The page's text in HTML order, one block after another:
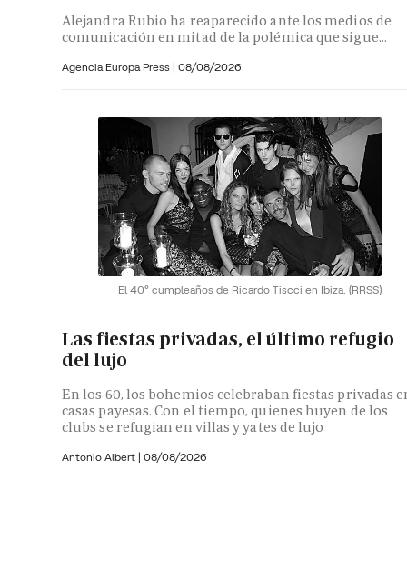
Alejandra Rubio ha reaparecido ante los medios de
comunicación en mitad de la polémica que sigue...
Agencia Europa Press | 08/08/2026
El 40º cumpleaños de Ricardo Tiscci en Ibiza. (RRSS)
Las fiestas privadas, el último refugio
del lujo
En los 60, los bohemios celebraban fiestas privadas
casas payesas. Con el tiempo, quienes huyen de los
clubs se refugian en villas y yates de lujo
Antonio Albert | 08/08/2026